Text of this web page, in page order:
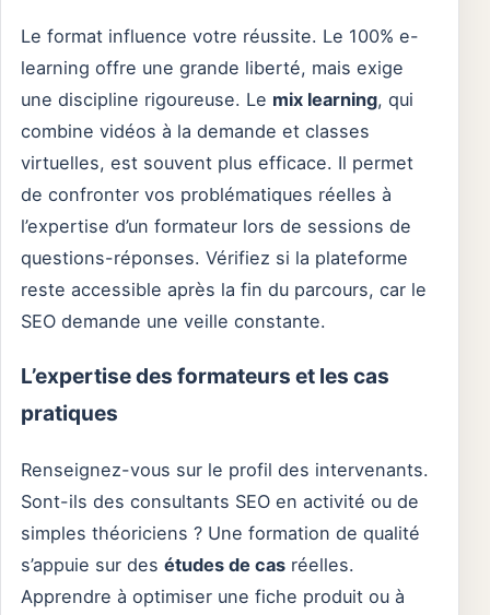
Le format influence votre réussite. Le 100% e-
learning offre une grande liberté, mais exige
une discipline rigoureuse. Le mix learning, qui
combine vidéos à la demande et classes
virtuelles, est souvent plus efficace. Il permet
de confronter vos problématiques réelles à
l’expertise d’un formateur lors de sessions de
questions-réponses. Vérifiez si la plateforme
reste accessible après la fin du parcours, car le
SEO demande une veille constante.
L’expertise des formateurs et les cas
pratiques
Renseignez-vous sur le profil des intervenants.
Sont-ils des consultants SEO en activité ou de
simples théoriciens ? Une formation de qualité
s’appuie sur des études de cas réelles.
Apprendre à optimiser une fiche produit ou à